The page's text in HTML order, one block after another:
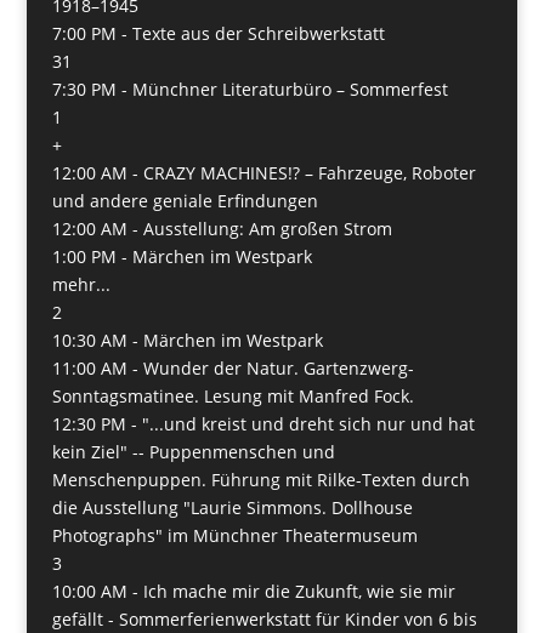
1918–1945
7:00 PM - Texte aus der Schreibwerkstatt
31
7:30 PM - Münchner Literaturbüro – Sommerfest
1
+
12:00 AM - CRAZY MACHINES!? – Fahrzeuge, Roboter
und andere geniale Erfindungen
12:00 AM - Ausstellung: Am großen Strom
1:00 PM - Märchen im Westpark
mehr...
2
10:30 AM - Märchen im Westpark
11:00 AM - Wunder der Natur. Gartenzwerg-
Sonntagsmatinee. Lesung mit Manfred Fock.
12:30 PM - "...und kreist und dreht sich nur und hat
kein Ziel" -- Puppenmenschen und
Menschenpuppen. Führung mit Rilke-Texten durch
die Ausstellung "Laurie Simmons. Dollhouse
Photographs" im Münchner Theatermuseum
3
10:00 AM - Ich mache mir die Zukunft, wie sie mir
gefällt - Sommerferienwerkstatt für Kinder von 6 bis